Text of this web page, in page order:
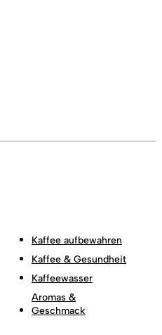
Kaffee aufbewahren
Kaffee & Gesundheit
Kaffeewasser
Aromas &
Geschmack